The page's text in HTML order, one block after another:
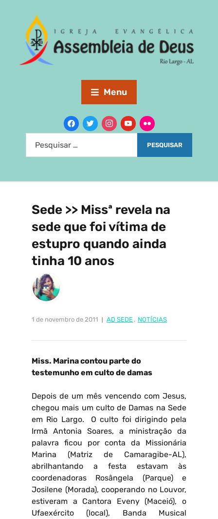
Menu
Sede >> Missª revela na
sede que foi vítima de
estupro quando ainda
tinha 10 anos
1 de novembro de 2011 AD SEDE , NOTÍCIAS
Miss. Marina contou parte do
testemunho em culto de damas
Depois de um mês vencendo com Jesus,
chegou mais um culto de Damas na Sede
em Rio Largo. O culto foi dirigindo pela
Irmã Antonia Soares, a ministração da
palavra ficou por conta da Missionária
Marina (Matriz de Camaragibe-AL),
abrilhantando a festa estavam às
coordenadoras Rosângela (Parque) e
Josilene (Morada), cooperando no Louvor,
estiveram a Cantora Eveny (Maceió), o
Ufaexército (local), Banda Musical